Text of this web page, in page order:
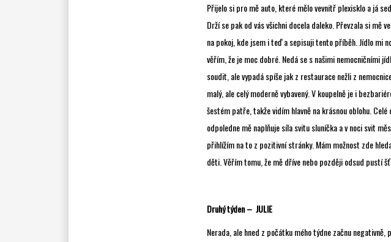
Přijelo si pro mě auto, které mělo vevnitř plexisklo a já
Drží se pak od vás všichni docela daleko. Převzala si mě
na pokoj, kde jsem i teď a sepisuji tento příběh. Jídlo mi
věřím, že je moc dobré. Nedá se s našimi nemocničními
soudit, ale vypadá spíše jak z restaurace nežli z
malý, ale celý moderně vybavený. V koupelně je i
šestém patře, takže vidím hlavně na krásnou oblohu.
odpoledne mě naplňuje síla svitu sluníčka a v noci svit
přihlížím na to z pozitivní stránky. Mám možnost zde
děti. Věřím tomu, že mě dříve nebo později odsud pustí
Druhý týden – JULIE
Nerada, ale hned z počátku mého týdne začnu